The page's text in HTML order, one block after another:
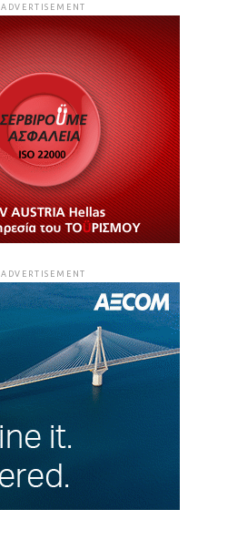
ADVERTISEMENT
ADVERTISEMENT